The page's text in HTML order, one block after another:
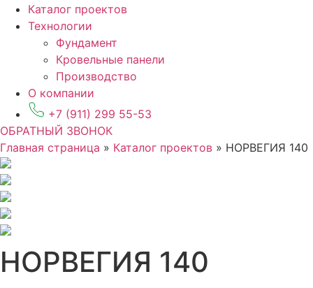
Каталог проектов
Технологии
Фундамент
Кровельные панели
Производство
О компании
+7 (911) 299 55-53
ОБРАТНЫЙ ЗВОНОК
Главная страница » Каталог проектов » НОРВЕГИЯ 140
НОРВЕГИЯ 140